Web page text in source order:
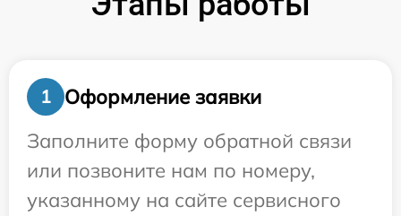
1
Оформление заявки
Заполните форму обратной связи
или позвоните нам по номеру,
указанному на сайте сервисного